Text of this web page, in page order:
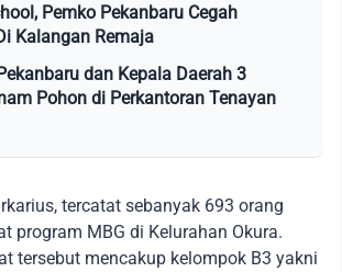
Pemko Pekanbaru Cegah
Kalangan Remaja
dan Kepala Daerah 3
Pohon di Perkantoran Tenayan
tercatat sebanyak 693 orang
program MBG di Kelurahan Okura.
tersebut mencakup kelompok B3 yakni